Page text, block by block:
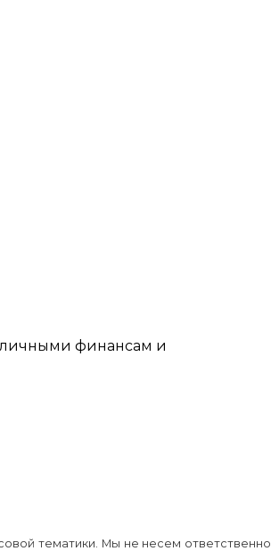
личными финансам и
тематики. Мы не несем